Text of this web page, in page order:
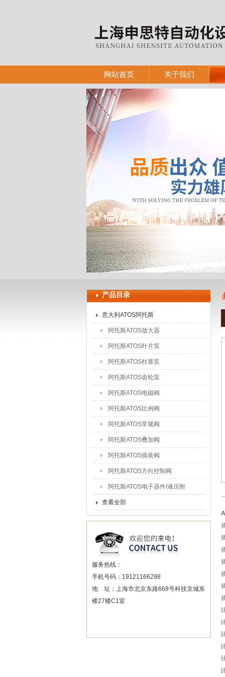
上海申思特自动化设备有限公司
网站首页 关于我们
产品目录
意大利ATOS阿托斯
阿托斯ATOS放大器
阿托斯ATOS叶片泵
阿托斯ATOS柱塞泵
阿托斯ATOS齿轮泵
阿托斯ATOS电磁阀
阿托斯ATOS比例阀
阿托斯ATOS常规阀
阿托斯ATOS叠加阀
阿托斯ATOS插装阀
阿托斯ATOS方向控制阀
阿托斯ATOS电子器件/液压附
件
查看全部
服务热线：
手机号码：19121166298
地 址：上海市北京东路668号科技京城东
楼27楼C1室